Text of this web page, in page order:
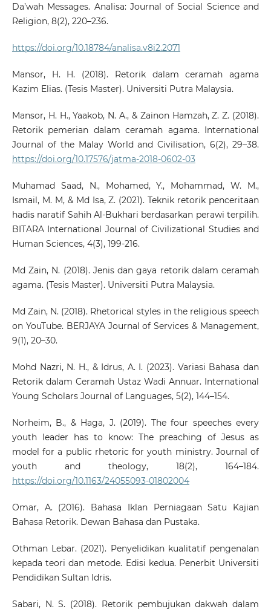
Da’wah Messages. Analisa: Journal of Social Science and
Religion, 8(2), 220–236.
https://doi.org/10.18784/analisa.v8i2.2071
Mansor, H. H. (2018). Retorik dalam ceramah agama
Kazim Elias. (Tesis Master). Universiti Putra Malaysia.
Mansor, H. H., Yaakob, N. A., & Zainon Hamzah, Z. Z. (2018).
Retorik pemerian dalam ceramah agama. International
Journal of the Malay World and Civilisation, 6(2), 29–38.
https://doi.org/10.17576/jatma-2018-0602-03
Muhamad Saad, N., Mohamed, Y., Mohammad, W. M.,
Ismail, M. M, & Md Isa, Z. (2021). Teknik retorik penceritaan
hadis naratif Sahih Al-Bukhari berdasarkan perawi terpilih.
BITARA International Journal of Civilizational Studies and
Human Sciences, 4(3), 199-216.
Md Zain, N. (2018). Jenis dan gaya retorik dalam ceramah
agama. (Tesis Master). Universiti Putra Malaysia.
Md Zain, N. (2018). Rhetorical styles in the religious speech
on YouTube. BERJAYA Journal of Services & Management,
9(1), 20–30.
Mohd Nazri, N. H., & Idrus, A. I. (2023). Variasi Bahasa dan
Retorik dalam Ceramah Ustaz Wadi Annuar. International
Young Scholars Journal of Languages, 5(2), 144–154.
Norheim, B., & Haga, J. (2019). The four speeches every
youth leader has to know: The preaching of Jesus as
model for a public rhetoric for youth ministry. Journal of
youth and theology, 18(2), 164–184.
https://doi.org/10.1163/24055093-01802004
Omar, A. (2016). Bahasa Iklan Perniagaan Satu Kajian
Bahasa Retorik. Dewan Bahasa dan Pustaka.
Othman Lebar. (2021). Penyelidikan kualitatif pengenalan
kepada teori dan metode. Edisi kedua. Penerbit Universiti
Pendidikan Sultan Idris.
Sabari, N. S. (2018). Retorik pembujukan dakwah dalam